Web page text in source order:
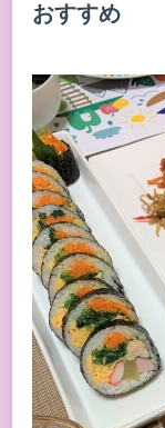
ー
シ
ョ
ン
おすすめ